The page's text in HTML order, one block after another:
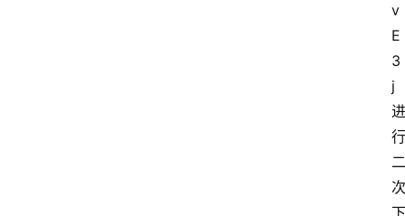
v
E
3
j
进
行
二
次
下